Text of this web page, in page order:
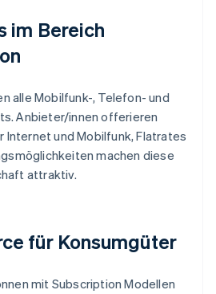
im Bereich
alle Mobilfunk-, Telefon- und
Anbieter/innen offerieren
und Mobilfunk, Flatrates
machen diese
attraktiv.
für Konsumgüter
mit Subscription Modellen